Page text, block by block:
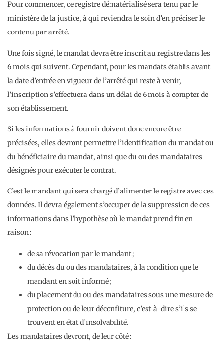
Pour commencer, ce registre dématérialisé sera tenu par le
ministère de la justice, à qui reviendra le soin d’en préciser le
contenu par arrêté.
Une fois signé, le mandat devra être inscrit au registre dans les
6 mois qui suivent. Cependant, pour les mandats établis avant
la date d’entrée en vigueur de l’arrêté qui reste à venir,
l’inscription s’effectuera dans un délai de 6 mois à compter de
son établissement.
Si les informations à fournir doivent donc encore être
précisées, elles devront permettre l’identification du mandat ou
du bénéficiaire du mandat, ainsi que du ou des mandataires
désignés pour exécuter le contrat.
C’est le mandant qui sera chargé d’alimenter le registre avec ces
données. Il devra également s’occuper de la suppression de ces
informations dans l’hypothèse où le mandat prend fin en
raison :
de sa révocation par le mandant ;
du décès du ou des mandataires, à la condition que le
mandant en soit informé ;
du placement du ou des mandataires sous une mesure de
protection ou de leur déconfiture, c’est-à-dire s’ils se
trouvent en état d’insolvabilité.
Les mandataires devront, de leur côté :